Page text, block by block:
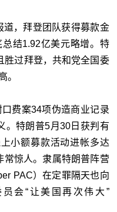
，拜登团队获得募款金
结1.92亿美元略增。特
胜过拜登，共和党全国委
。
费案34项伪造商业记录
。特朗普5月30日获判有
小额募款活动进帐多达
常惊人。隶属特朗普阵营
PAC）在定罪隔天也向
会“让美国再次伟大”